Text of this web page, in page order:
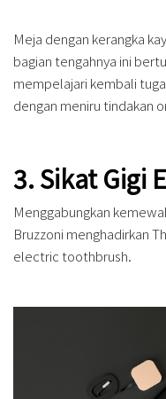
Meja dengan kerangka
bagian tengahnya ini
mempelajari kembali
dengan meniru tindakan
3. Sikat Gigi
Menggabungkan
Bruzzoni menghadirkan
electric toothbrush.